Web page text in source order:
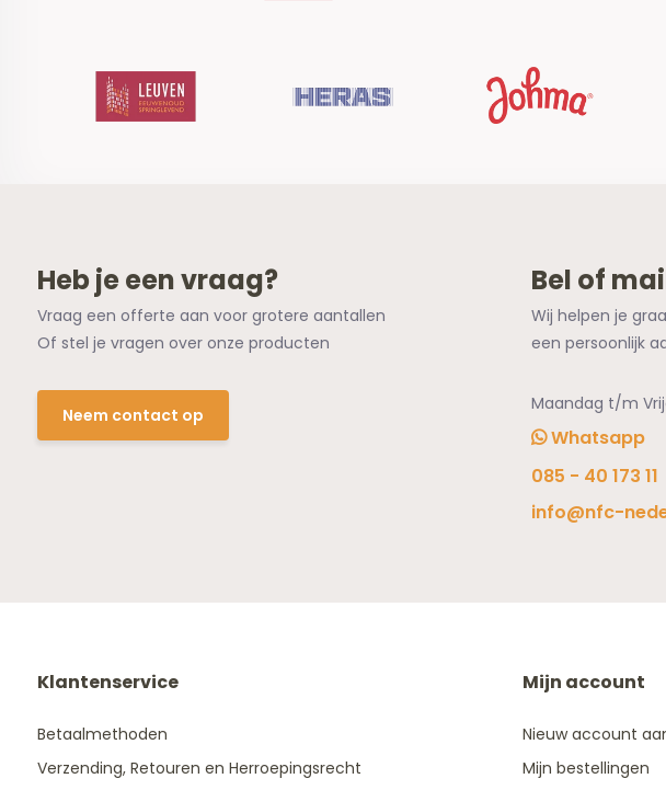
Heb je een vraag?
Vraag een offerte aan voor grotere aantallen
Of stel je vragen over onze producten
Neem contact op
Bel of
Wij helpen je
een persoonlijk
Maandag t/m
Whatsapp
085 - 40 173 11
info@nfc-
Klantenservice
Betaalmethoden
Verzending, Retouren en Herroepingsrecht
Mijn account
Nieuw account
Mijn bestellingen